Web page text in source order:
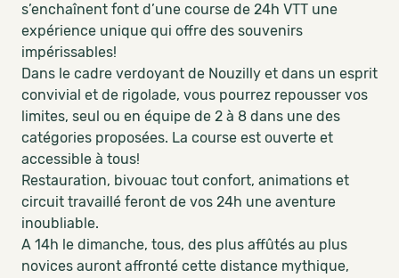
s’enchaînent font d’une course de 24h VTT une
expérience unique qui offre des souvenirs
impérissables!
Dans le cadre verdoyant de Nouzilly et dans un esprit
convivial et de rigolade, vous pourrez repousser vos
limites, seul ou en équipe de 2 à 8 dans une des
catégories proposées. La course est ouverte et
accessible à tous!
Restauration, bivouac tout confort, animations et
circuit travaillé feront de vos 24h une aventure
inoubliable.
A 14h le dimanche, tous, des plus affûtés au plus
novices auront affronté cette distance mythique,